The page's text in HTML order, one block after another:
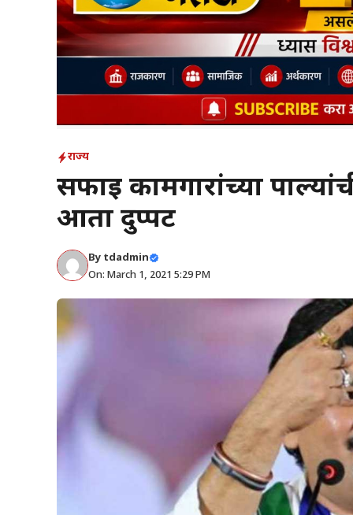
राज्य
सफाई कामगारांच्या
आता दुप्पट
By tdadmin
On: March 1, 2021 5:29 PM